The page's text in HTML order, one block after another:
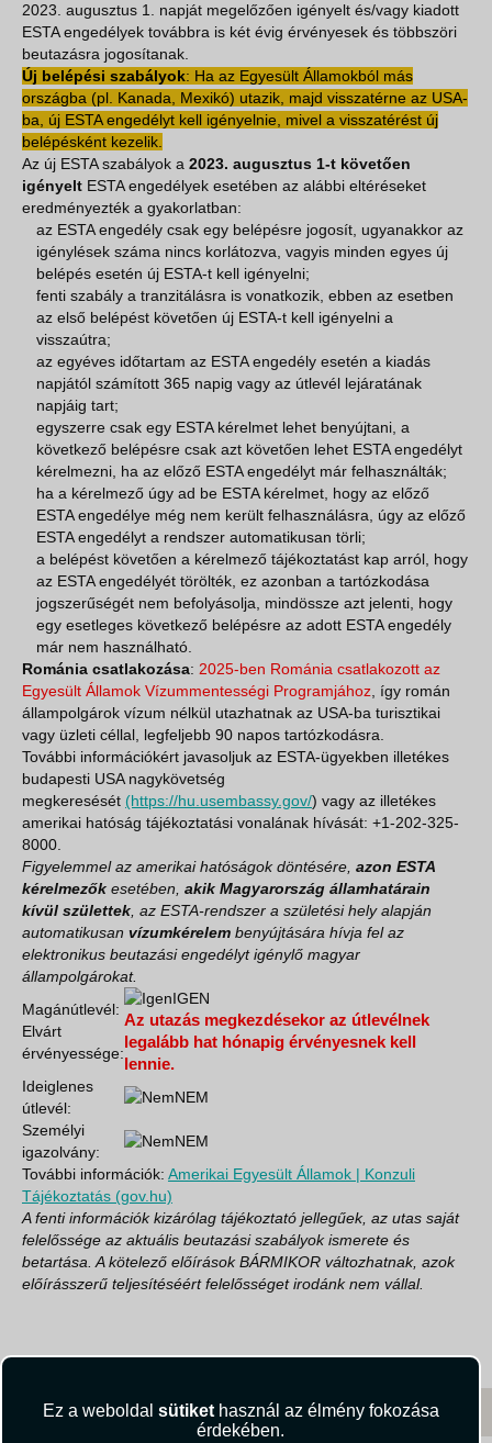
Ez a weboldal sütikethasznál az élmény fokozása
érdekében.
2023. augusztus 1. napját megelőzően igényelt és/vagy kiadott
ESTA engedélyek továbbra is két évig érvényesek és többszöri
beutazásra jogosítanak.
Új belépési szabályok: Ha az Egyesült Államokból más
országba (pl. Kanada, Mexikó) utazik, majd visszatérne az USA-
ba, új ESTA engedélyt kell igényelnie, mivel a visszatérést új
belépésként kezelik.
Az új ESTA szabályok a 2023. augusztus 1-t követően
igényelt ESTA engedélyek esetében az alábbi eltéréseket
eredményezték a gyakorlatban:
az ESTA engedély csak egy belépésre jogosít, ugyanakkor az
igénylések száma nincs korlátozva, vagyis minden egyes új
belépés esetén új ESTA-t kell igényelni;
fenti szabály a tranzitálásra is vonatkozik, ebben az esetben
az első belépést követően új ESTA-t kell igényelni a
visszaútra;
az egyéves időtartam az ESTA engedély esetén a kiadás
napjától számított 365 napig vagy az útlevél lejáratának
napjáig tart;
egyszerre csak egy ESTA kérelmet lehet benyújtani, a
következő belépésre csak azt követően lehet ESTA engedélyt
kérelmezni, ha az előző ESTA engedélyt már felhasználták;
ha a kérelmező úgy ad be ESTA kérelmet, hogy az előző
ESTA engedélye még nem került felhasználásra, úgy az előző
ESTA engedélyt a rendszer automatikusan törli;
a belépést követően a kérelmező tájékoztatást kap arról, hogy
az ESTA engedélyét törölték, ez azonban a tartózkodása
jogszerűségét nem befolyásolja, mindössze azt jelenti, hogy
egy esetleges következő belépésre az adott ESTA engedély
már nem használható.
Románia csatlakozása: 2025-ben Románia csatlakozott az
Egyesült Államok Vízummentességi Programjához , így román
állampolgárok vízum nélkül utazhatnak az USA-ba turisztikai
vagy üzleti céllal, legfeljebb 90 napos tartózkodásra.
További információkért javasoljuk az ESTA-ügyekben illetékes
budapesti USA nagykövetség
megkeresését (https://hu.usembassy.gov/) vagy az illetékes
amerikai hatóság tájékoztatási vonalának hívását: +1-202-325-
8000.
Figyelemmel az amerikai hatóságok döntésére, azon ESTA
kérelmezők esetében, akik Magyarország államhatárain
kívül születtek , az ESTA-rendszer a születési hely alapján
automatikusan vízumkérelem benyújtására hívja fel az
elektronikus beutazási engedélyt igénylő magyar
állampolgárokat.
Magánútlevél:
Elvárt
érvényessége:
IGEN
Az utazás megkezdésekor az útlevélnek
legalább hat hónapig érvényesnek kell
lennie.
Ideiglenes
útlevél:
NEM
Személyi
igazolvány:
NEM
További információk: Amerikai Egyesült Államok | Konzuli
Tájékoztatás (gov.hu)
A fenti információk kizárólag tájékoztató jellegűek, az utas saját
felelőssége az aktuális beutazási szabályok ismerete és
betartása. A kötelező előírások BÁRMIKOR változhatnak, azok
előírásszerű teljesítéséért felelősséget irodánk nem vállal.